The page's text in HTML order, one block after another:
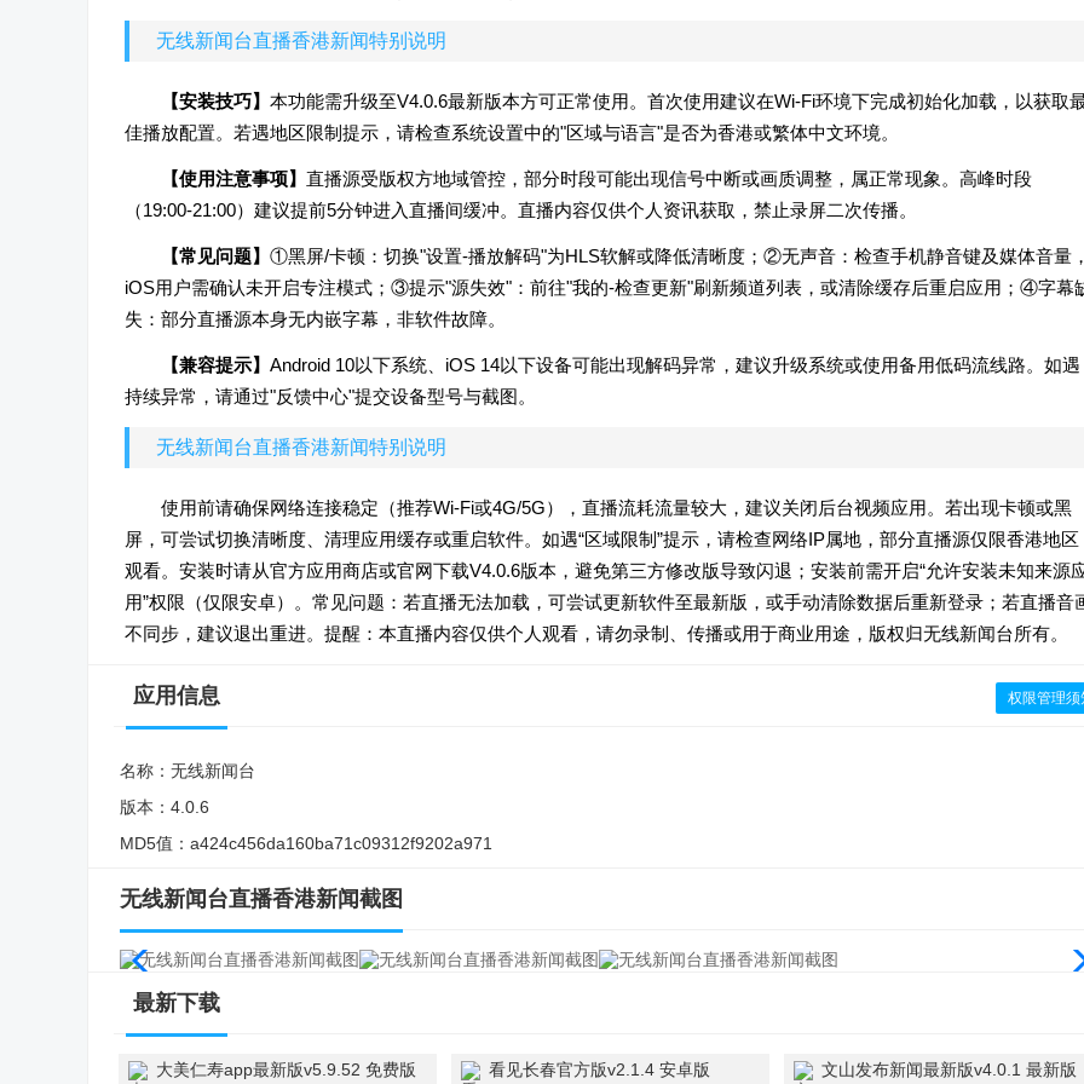
无线新闻台直播香港新闻特别说明
【安装技巧】 本功能需升级至V4.0.6最新版本方可正常使用。首次使用建议在Wi-Fi环境下完成初始化加载，以获取
佳播放配置。若遇地区限制提示，请检查系统设置中的"区域与语言"是否为香港或繁体中文环境。
【使用注意事项】 直播源受版权方地域管控，部分时段可能出现信号中断或画质调整，属正常现象。高峰时段
（19:00-21:00）建议提前5分钟进入直播间缓冲。直播内容仅供个人资讯获取，禁止录屏二次传播。
【常见问题】 ①黑屏/卡顿：切换"设置-播放解码"为HLS软解或降低清晰度；②无声音：检查手机静音键及媒体音量，
iOS用户需确认未开启专注模式；③提示"源失效"：前往"我的-检查更新"刷新频道列表，或清除缓存后重启应用；④字幕
失：部分直播源本身无内嵌字幕，非软件故障。
【兼容提示】 Android 10以下系统、iOS 14以下设备可能出现解码异常，建议升级系统或使用备用低码流线路。如遇
持续异常，请通过"反馈中心"提交设备型号与截图。
无线新闻台直播香港新闻特别说明
使用前请确保网络连接稳定（推荐Wi-Fi或4G/5G），直播流耗流量较大，建议关闭后台视频应用。若出现卡顿或黑
屏，可尝试切换清晰度、清理应用缓存或重启软件。如遇“区域限制”提示，请检查网络IP属地，部分直播源仅限香港地区
观看。安装时请从官方应用商店或官网下载V4.0.6版本，避免第三方修改版导致闪退；安装前需开启“允许安装未知来源
用”权限（仅限安卓）。常见问题：若直播无法加载，可尝试更新软件至最新版，或手动清除数据后重新登录；若直播音
不同步，建议退出重进。提醒：本直播内容仅供个人观看，请勿录制、传播或用于商业用途，版权归无线新闻台所有。
应用信息 权限管理须
名称： 无线新闻台
版本： 4.0.6
MD5值： a424c456da160ba71c09312f9202a971
无线新闻台直播香港新闻截图
最新下载
大美仁寿app最新版v5.9.52 免费版 看见长春官方版v2.1.4 安卓版 文山发布新闻最新版v4.0.1 最新版